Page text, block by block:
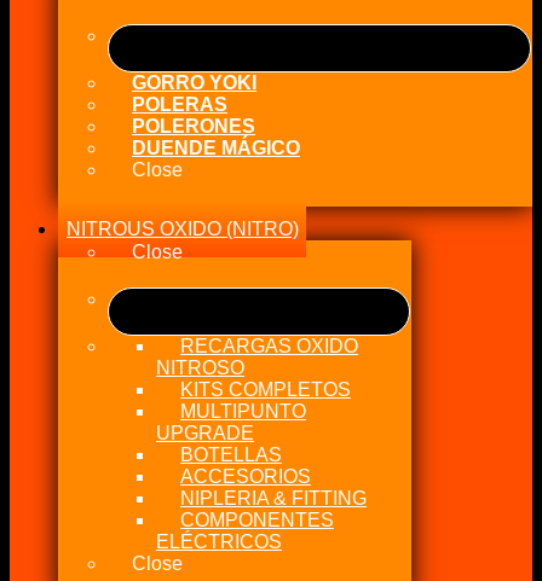
GORRO YOKI
POLERAS
POLERONES
DUENDE MÁGICO
Close
NITROUS OXIDO (NITRO)
Close
RECARGAS OXIDO
NITROSO
KITS COMPLETOS
MULTIPUNTO
UPGRADE
BOTELLAS
ACCESORIOS
NIPLERIA & FITTING
COMPONENTES
ELÉCTRICOS
Close